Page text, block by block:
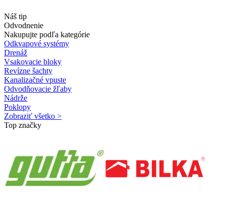
Náš tip
Odvodnenie
Nakupujte podľa kategórie
Odkvapové systémy
Drenáž
Vsakovacie bloky
Revízne šachty
Kanalizačné vpuste
Odvodňovacie žľaby
Nádrže
Poklopy
Zobraziť všetko >
Top značky